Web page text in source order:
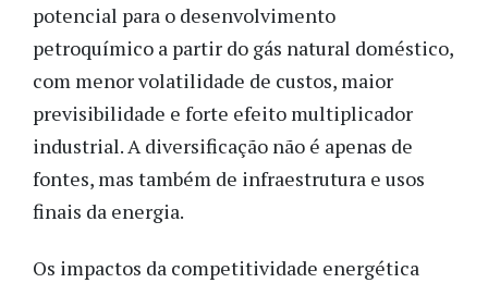
potencial para o desenvolvimento
petroquímico a partir do gás natural doméstico,
com menor volatilidade de custos, maior
previsibilidade e forte efeito multiplicador
industrial. A diversificação não é apenas de
fontes, mas também de infraestrutura e usos
finais da energia.
Os impactos da competitividade energética